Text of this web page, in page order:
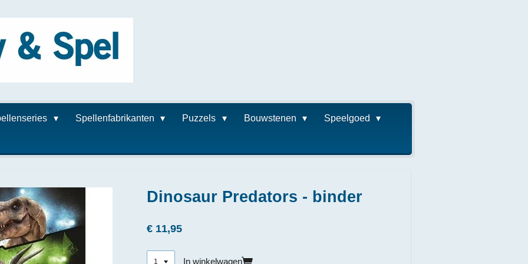
Spellenfabrikanten Puzzels Bouwstenen Speelgoed
Dinosaur Predators - binder
€ 11,95
In winkelwagen